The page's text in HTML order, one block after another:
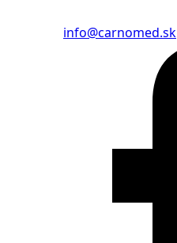
info@carnomed.sk